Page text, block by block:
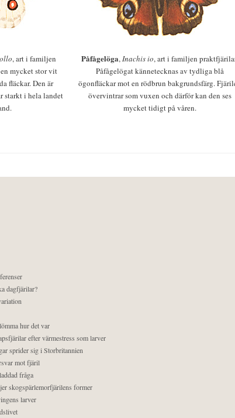
, art i familjen
mycket stor vit
fläckar. Den är
starkt i hela landet
Påfågelöga,Inachis io, art i familjen
Påfågelögat kännetecknas av tydliga blå
ögonfläckar mot en rödbrun bakgrundsfärg.
övervintrar som vuxen och därför kan den ses
mycket tidigt på våren.
dagfjärilar?
hur det var
efter värmestress som larver
sprider sig i Storbritannien
mot fjäril
fråga
skogspärlemorfjärilens former
larver